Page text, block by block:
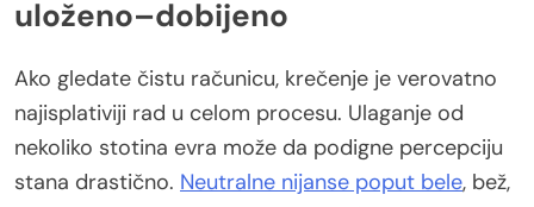
uloženo–dobijeno
Ako gledate čistu računicu, krečenje je verovatno
najisplativiji rad u celom procesu. Ulaganje od
nekoliko stotina evra može da podigne percepciju
stana drastično. Neutralne nijanse poput bele, bež,